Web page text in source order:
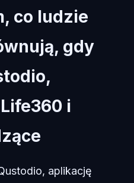
co ludzie
gdy
i
aplikację